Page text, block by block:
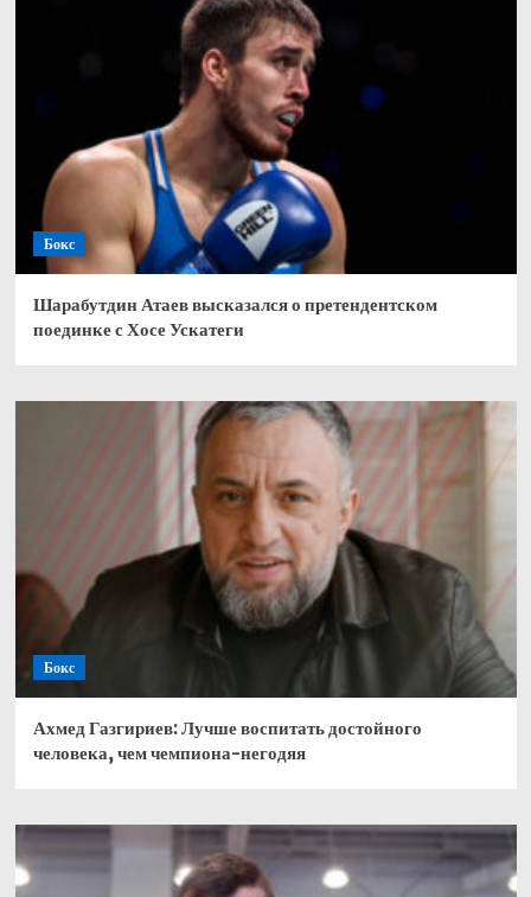
Бокс
Шарабутдин Атаев высказался о претендентском
поединке с Хосе Ускатеги
Бокс
Ахмед Газгириев: Лучше воспитать достойного
человека, чем чемпиона-негодяя